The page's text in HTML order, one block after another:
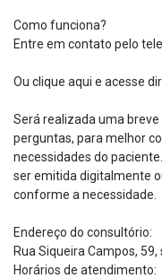
Como funciona?
Entre em contato pelo
Ou clique aqui e acesse
Será realizada uma
perguntas, para melhor
necessidades do
ser emitida digitalmente
conforme a necessidade.
Endereço do consultório:
Rua Siqueira Campos, 59,
Horários de atendimento: